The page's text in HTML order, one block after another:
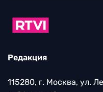
Редакция
115280, г. Москва, ул.